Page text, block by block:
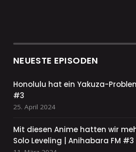
NEUESTE EPISODEN
Honolulu hat ein Yakuza-
#3
25. April 2024
Mit diesen Anime hatten wir
Solo Leveling | Anihabara FM #3